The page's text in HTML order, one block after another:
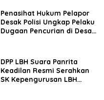
Penasihat Hukum Pelapor
Desak Polisi Ungkap Pelaku
Dugaan Pencurian di Desa
DPP LBH Suara Panrita
Keadilan Resmi Serahkan
SK Kepengurusan LBH